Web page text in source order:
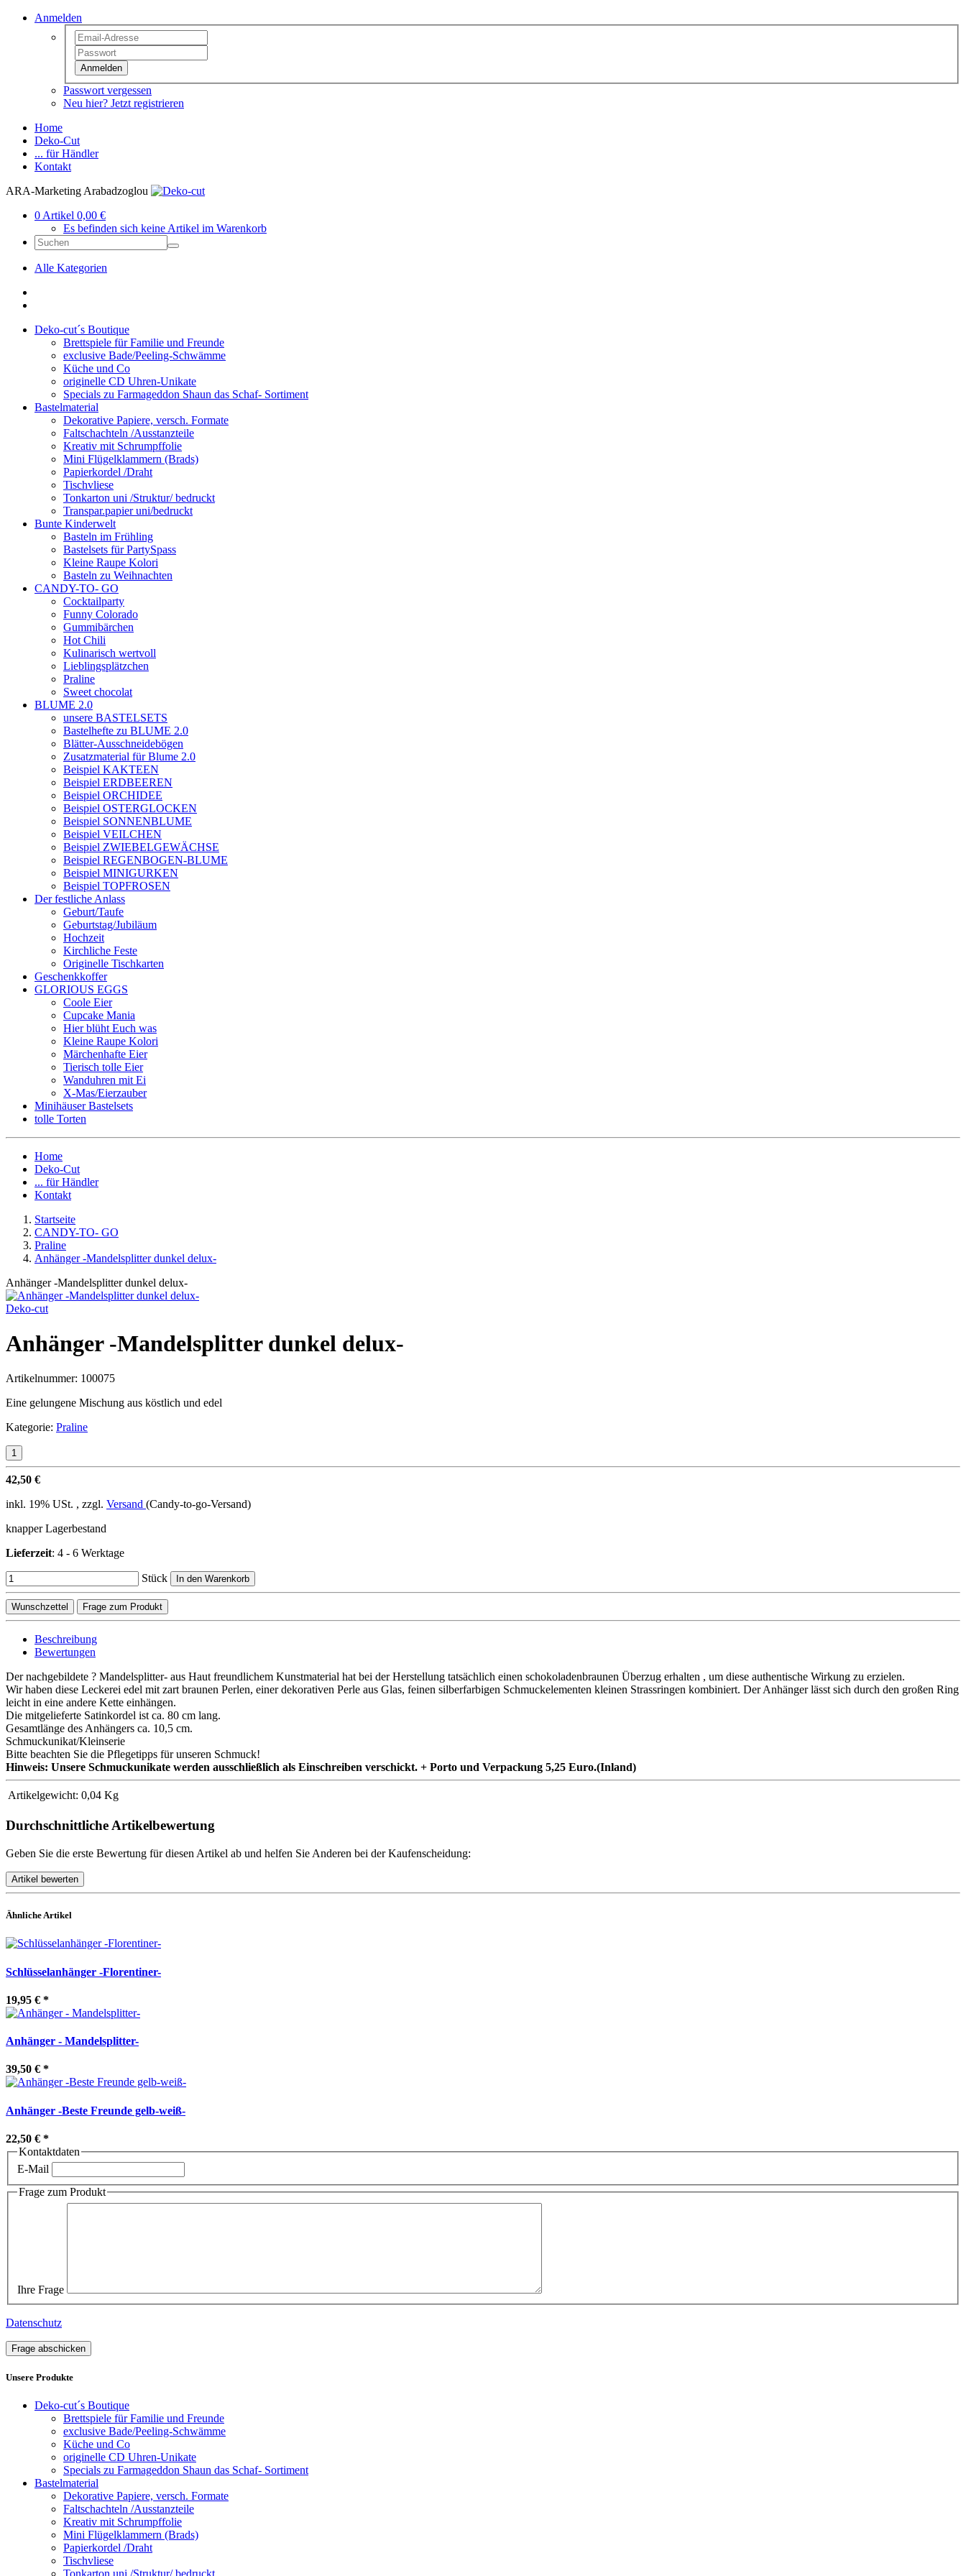
Anmelden
Anmelden
Passwort vergessen
Neu hier? Jetzt registrieren
Home
Deko-Cut
... für Händler
Kontakt
ARA-Marketing Arabadzoglou
0 Artikel 0,00 €
Es befinden sich keine Artikel im Warenkorb
Alle Kategorien
Deko-cut´s Boutique
Brettspiele für Familie und Freunde
exclusive Bade/Peeling-Schwämme
Küche und Co
originelle CD Uhren-Unikate
Specials zu Farmageddon Shaun das Schaf- Sortiment
Bastelmaterial
Dekorative Papiere, versch. Formate
Faltschachteln /Ausstanzteile
Kreativ mit Schrumpffolie
Mini Flügelklammern (Brads)
Papierkordel /Draht
Tischvliese
Tonkarton uni /Struktur/ bedruckt
Transpar.papier uni/bedruckt
Bunte Kinderwelt
Basteln im Frühling
Bastelsets für PartySpass
Kleine Raupe Kolori
Basteln zu Weihnachten
CANDY-TO- GO
Cocktailparty
Funny Colorado
Gummibärchen
Hot Chili
Kulinarisch wertvoll
Lieblingsplätzchen
Praline
Sweet chocolat
BLUME 2.0
unsere BASTELSETS
Bastelhefte zu BLUME 2.0
Blätter-Ausschneidebögen
Zusatzmaterial für Blume 2.0
Beispiel KAKTEEN
Beispiel ERDBEEREN
Beispiel ORCHIDEE
Beispiel OSTERGLOCKEN
Beispiel SONNENBLUME
Beispiel VEILCHEN
Beispiel ZWIEBELGEWÄCHSE
Beispiel REGENBOGEN-BLUME
Beispiel MINIGURKEN
Beispiel TOPFROSEN
Der festliche Anlass
Geburt/Taufe
Geburtstag/Jubiläum
Hochzeit
Kirchliche Feste
Originelle Tischkarten
Geschenkkoffer
GLORIOUS EGGS
Coole Eier
Cupcake Mania
Hier blüht Euch was
Kleine Raupe Kolori
Märchenhafte Eier
Tierisch tolle Eier
Wanduhren mit Ei
X-Mas/Eierzauber
Minihäuser Bastelsets
tolle Torten
Home
Deko-Cut
... für Händler
Kontakt
Startseite
CANDY-TO- GO
Praline
Anhänger -Mandelsplitter dunkel delux-
Anhänger -Mandelsplitter dunkel delux-
Deko-cut
Anhänger -Mandelsplitter dunkel delux-
Artikelnummer: 100075
Eine gelungene Mischung aus köstlich und edel
Kategorie: Praline
42,50 €
inkl. 19% USt. , zzgl. Versand (Candy-to-go-Versand)
knapper Lagerbestand
Lieferzeit: 4 - 6 Werktage
Stück In den Warenkorb
Wunschzettel Frage zum Produkt
Beschreibung
Bewertungen
Der nachgebildete ? Mandelsplitter- aus Haut freundlichem Kunstmaterial hat bei der Herstellung tatsächlich einen schokoladenbraunen Überzug erhalten , um diese authentische Wirkung zu erzielen.
Wir haben diese Leckerei edel mit zart braunen Perlen, einer dekorativen Perle aus Glas, feinen silberfarbigen Schmuckelementen kleinen Strassringen kombiniert. Der Anhänger lässt sich durch den großen Ring
leicht in eine andere Kette einhängen.
Die mitgelieferte Satinkordel ist ca. 80 cm lang.
Gesamtlänge des Anhängers ca. 10,5 cm.
Schmuckunikat/Kleinserie
Bitte beachten Sie die Pflegetipps für unseren Schmuck!
Hinweis: Unsere Schmuckunikate werden ausschließlich als Einschreiben verschickt. + Porto und Verpackung 5,25 Euro.(Inland)
Artikelgewicht: 0,04 Kg
Durchschnittliche Artikelbewertung
Geben Sie die erste Bewertung für diesen Artikel ab und helfen Sie Anderen bei der Kaufenscheidung:
Ähnliche Artikel
Schlüsselanhänger -Florentiner-
19,95 € *
Anhänger - Mandelsplitter-
39,50 € *
Anhänger -Beste Freunde gelb-weiß-
22,50 € *
Kontaktdaten
E-Mail
Frage zum Produkt
Ihre Frage
Datenschutz
Frage abschicken
Unsere Produkte
Deko-cut´s Boutique
Brettspiele für Familie und Freunde
exclusive Bade/Peeling-Schwämme
Küche und Co
originelle CD Uhren-Unikate
Specials zu Farmageddon Shaun das Schaf- Sortiment
Bastelmaterial
Dekorative Papiere, versch. Formate
Faltschachteln /Ausstanzteile
Kreativ mit Schrumpffolie
Mini Flügelklammern (Brads)
Papierkordel /Draht
Tischvliese